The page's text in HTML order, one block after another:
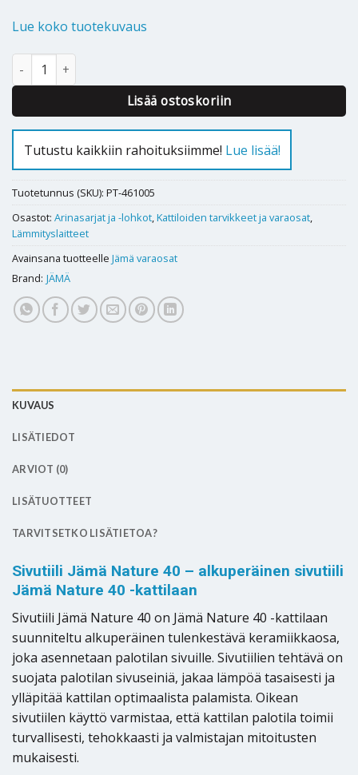
Lue koko tuotekuvaus
Sivutiili Jämä Nature 40 määrä
Lisää ostoskoriin
Tutustu kaikkiin rahoituksiimme! Lue lisää!
Tuotetunnus (SKU): PT-461005
Osastot: Arinasarjat ja -lohkot,Kattiloiden tarvikkeet ja varaosat,
Lämmityslaitteet
Avainsana tuotteelle Jämä varaosat
Brand: JÄMÄ
KUVAUS
LISÄTIEDOT
ARVIOT (0)
LISÄTUOTTEET
TARVITSETKO LISÄTIETOA?
Sivutiili Jämä Nature 40 – alkuperäinen sivutiili
Jämä Nature 40 -kattilaan
Sivutiili Jämä Nature 40 on Jämä Nature 40 -kattilaan
suunniteltu alkuperäinen tulenkestävä keramiikkaosa,
joka asennetaan palotilan sivuille. Sivutiilien tehtävä on
suojata palotilan sivuseiniä, jakaa lämpöä tasaisesti ja
ylläpitää kattilan optimaalista palamista. Oikean
sivutiilen käyttö varmistaa, että kattilan palotila toimii
turvallisesti, tehokkaasti ja valmistajan mitoitusten
mukaisesti.